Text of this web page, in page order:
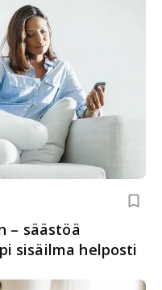
– säästöä
sisäilma helposti